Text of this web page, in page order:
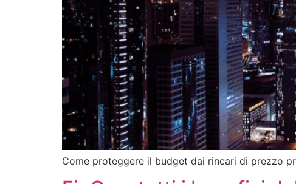
Come proteggere il budget dai rincari di prezzo